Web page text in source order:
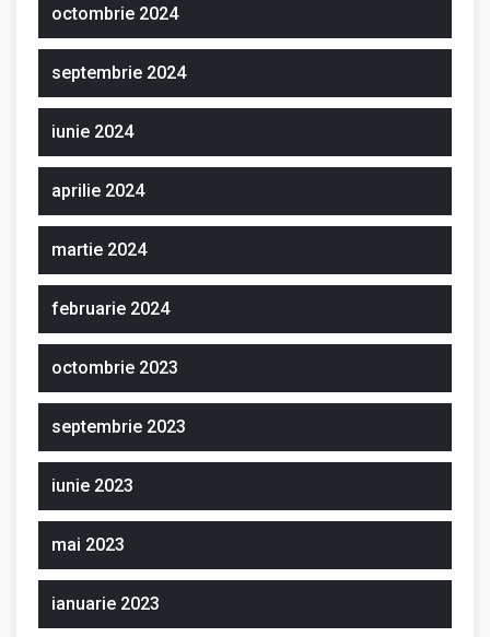
octombrie 2024
septembrie 2024
iunie 2024
aprilie 2024
martie 2024
februarie 2024
octombrie 2023
septembrie 2023
iunie 2023
mai 2023
ianuarie 2023